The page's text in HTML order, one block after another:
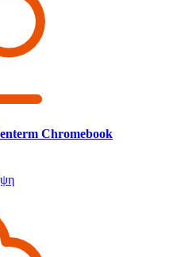
Chromebook